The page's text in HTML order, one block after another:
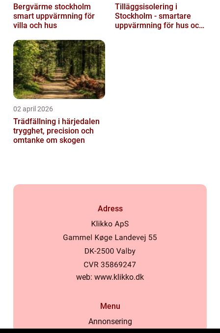
Bergvärme stockholm
smart uppvärmning för
villa och hus
Tilläggsisolering i
Stockholm - smartare
uppvärmning för hus och
02 april 2026
Trädfällning i härjedalen
trygghet, precision och
omtanke om skogen
Adress
web: www.klikko.dk
Menu
Annonsering